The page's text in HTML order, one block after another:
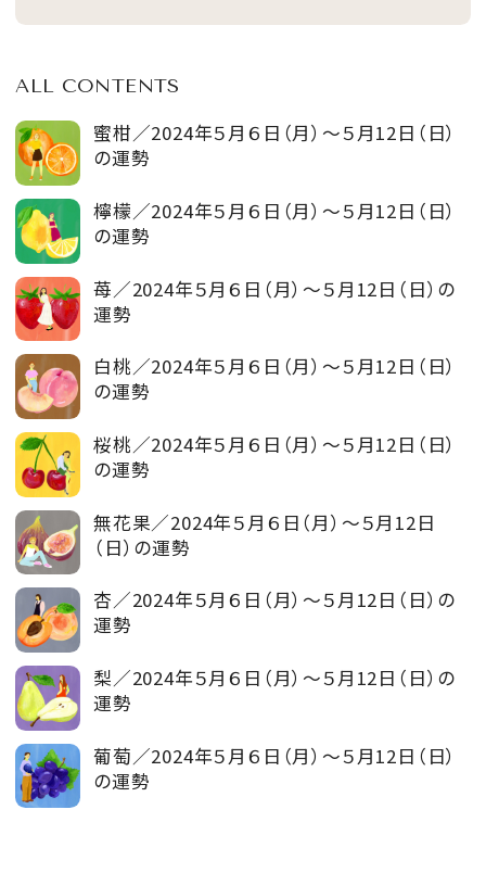
ALL CONTENTS
蜜柑／2024年５月６日（月）～５月12日（日）
の運勢
檸檬／2024年５月６日（月）～５月12日（日）
の運勢
苺／2024年５月６日（月）～５月12日（日）の
運勢
白桃／2024年５月６日（月）～５月12日（日）
の運勢
桜桃／2024年５月６日（月）～５月12日（日）
の運勢
無花果／2024年５月６日（月）～５月12日
（日）の運勢
杏／2024年５月６日（月）～５月12日（日）の
運勢
梨／2024年５月６日（月）～５月12日（日）の
運勢
葡萄／2024年５月６日（月）～５月12日（日）
の運勢